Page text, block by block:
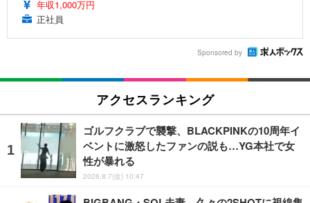
年収1,000万円
正社員
Sponsored by
アクセスランキング
ゴルフクラブで襲撃、BLACKPINKの10周年イ
ベントに激怒したファンの説も…YG本社で女
性が暴れる
2026.8.7(金) 10:47